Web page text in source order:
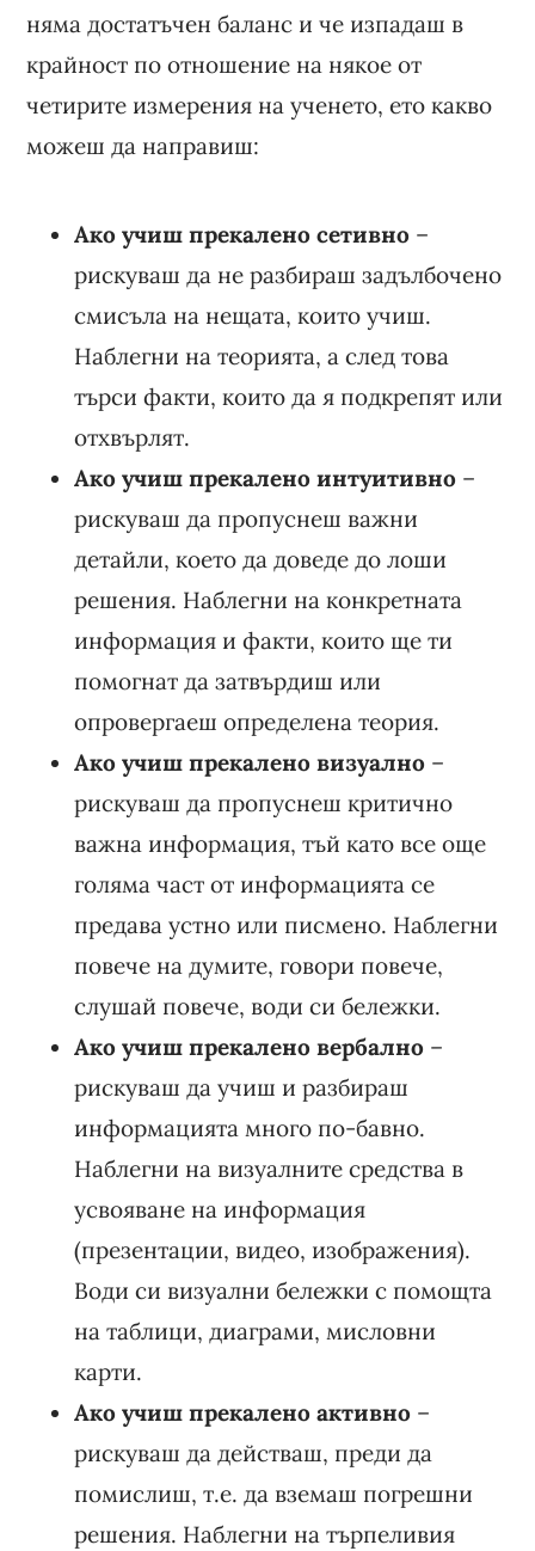
няма достатъчен баланс и че изпадаш в
крайност по отношение на някое от
четирите измерения на ученето, ето какво
можеш да направиш:
Ако учиш прекалено сетивно –
рискуваш да не разбираш задълбочено
смисъла на нещата, които учиш.
Наблегни на теорията, а след това
търси факти, които да я подкрепят или
отхвърлят.
Ако учиш прекалено интуитивно –
рискуваш да пропуснеш важни
детайли, което да доведе до лоши
решения. Наблегни на конкретната
информация и факти, които ще ти
помогнат да затвърдиш или
опровергаеш определена теория.
Ако учиш прекалено визуално –
рискуваш да пропуснеш критично
важна информация, тъй като все още
голяма част от информацията се
предава устно или писмено. Наблегни
повече на думите, говори повече,
слушай повече, води си бележки.
Ако учиш прекалено вербално –
рискуваш да учиш и разбираш
информацията много по-бавно.
Наблегни на визуалните средства в
усвояване на информация
(презентации, видео, изображения).
Води си визуални бележки с помощта
на таблици, диаграми, мисловни
карти.
Ако учиш прекалено активно –
рискуваш да действаш, преди да
помислиш, т.е. да вземаш погрешни
решения. Наблегни на търпеливия